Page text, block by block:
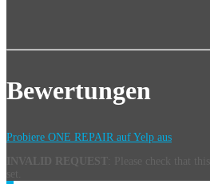
Bewertungen
Probiere ONE REPAIR auf Yelp aus
INVALID REQUEST